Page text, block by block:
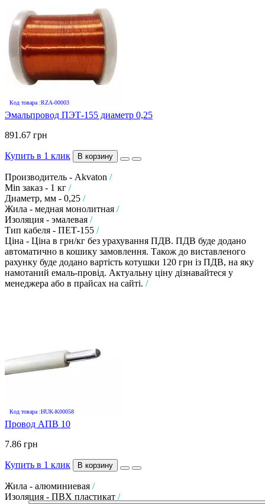
Код товара :RZA-00003
Эмальпровод ПЭТ-155 диаметр 0,25
891.67 грн
Купить в 1 клик В корзину
Производитель - Akvaton /
Min заказ - 1 кг /
Диаметр, мм - 0,25 /
Жила - медная монолитная /
Изоляция - эмалевая /
Тип кабеля - ПЕТ-155 /
Ціна - Ціна в грн/кг без урахування ПДВ. ПДВ буде додано
автоматично в кошику замовлення. Також до виставленого
рахунку буде додано вартість котушки 120 грн із ПДВ, на яку
намотаний емаль-провід. Актуальну ціну дізнавайтеся у
менеджера або в прайсах на сайті. /
Код товара :HUK-K00058
Провод АПВ 10
7.86 грн
Купить в 1 клик В корзину
Жила - алюминиевая /
Изоляция - ПВХ пластикат /